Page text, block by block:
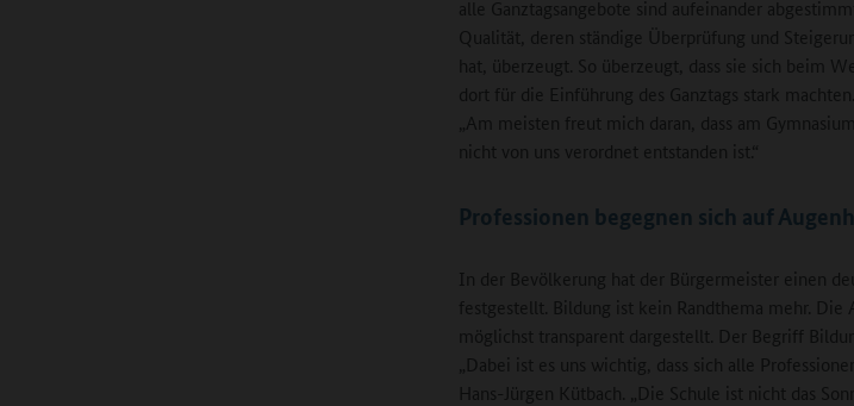
alle Ganztagsangebote sind aufeinander
Qualität, deren ständige Überprüfung und
hat, überzeugt. So überzeugt, dass sie sich beim
dort für die Einführung des Ganztags stark
„Am meisten freut mich daran, dass am
nicht von uns verordnet entstanden ist.“
Professionen begegnen sich auf
In der Bevölkerung hat der Bürgermeister einen
festgestellt. Bildung ist kein Randthema mehr. Die
möglichst transparent dargestellt. Der Begriff
„Dabei ist es uns wichtig, dass sich alle
Hans-Jürgen Kütbach. „Die Schule ist nicht das